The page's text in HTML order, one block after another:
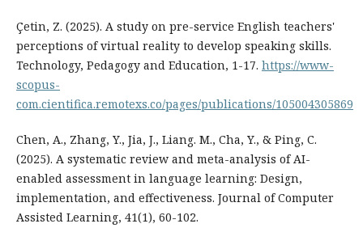
Çetin, Z. (2025). A study on pre-service English teachers'
perceptions of virtual reality to develop speaking skills.
Technology, Pedagogy and Education, 1-17. https://www-
scopus-
com.cientifica.remotexs.co/pages/publications/105004305869
Chen, A., Zhang, Y., Jia, J., Liang. M., Cha, Y., & Ping, C.
(2025). A systematic review and meta-analysis of AI-
enabled assessment in language learning: Design,
implementation, and effectiveness. Journal of Computer
Assisted Learning, 41(1), 60-102.